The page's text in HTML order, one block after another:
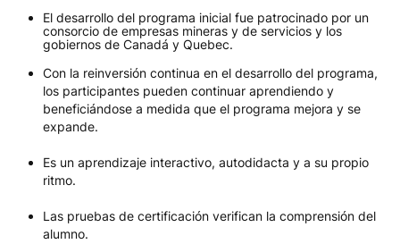
El desarrollo del programa inicial fue patrocinado por un
consorcio de empresas mineras y de servicios y los
gobiernos de Canadá y Quebec.
Con la reinversión continua en el desarrollo del programa,
los participantes pueden continuar aprendiendo y
beneficiándose a medida que el programa mejora y se
expande.
Es un aprendizaje interactivo, autodidacta y a su propio
ritmo.
Las pruebas de certificación verifican la comprensión del
alumno.